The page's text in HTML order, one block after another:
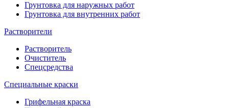
Грунтовка для наружных работ
Грунтовка для внутренних работ
Растворители
Растворитель
Очиститель
Спецсредства
Специальные краски
Грифельная краска